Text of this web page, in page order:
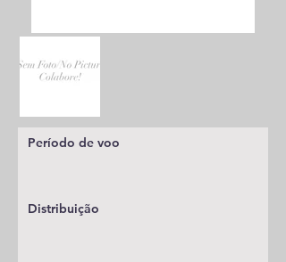
Período de voo
Distribuição